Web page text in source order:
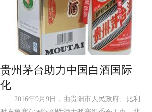
贵州茅台助力中国白酒国际
化
2016年9月9日，由贵阳市人民政府、比利